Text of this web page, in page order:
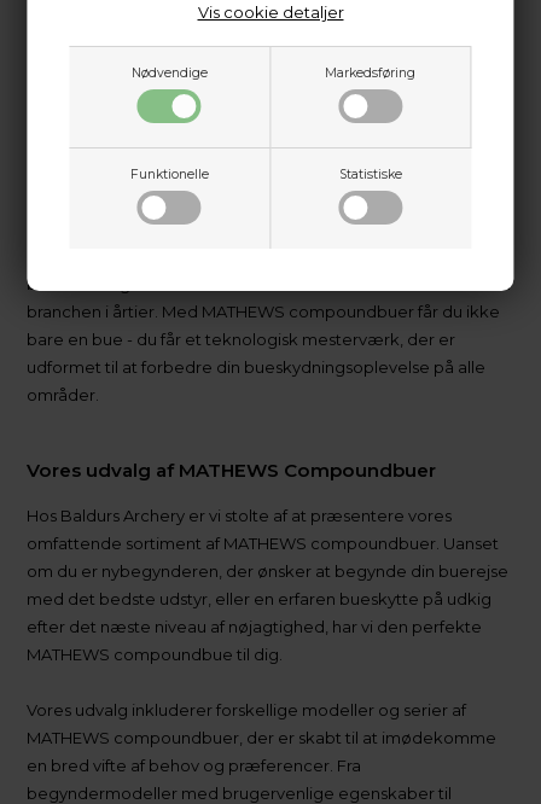
Nødvendige Markedsføring
Funktionelle Statistiske
Vis cookie detaljer
buesport og hengivenhed til kvalitet gør os til din foretrukne
leverandør af MATHEWS compoundbuer.
MATHEWS Compoundbuer: En verden af
nyskabelse og nøjagtighed
MATHEWS er et brand, der er kendt for innovation,
nøjagtighed og kvalitet inden for bueskydning. Deres
bueteknologi har solidt etableret dem som en førende aktør i
branchen i årtier. Med MATHEWS compoundbuer får du ikke
bare en bue - du får et teknologisk mesterværk, der er
udformet til at forbedre din bueskydningsoplevelse på alle
områder.
Vores udvalg af MATHEWS Compoundbuer
Hos Baldurs Archery er vi stolte af at præsentere vores
omfattende sortiment af MATHEWS compoundbuer. Uanset
om du er nybegynderen, der ønsker at begynde din buerejse
med det bedste udstyr, eller en erfaren bueskytte på udkig
efter det næste niveau af nøjagtighed, har vi den perfekte
MATHEWS compoundbue til dig.
Vores udvalg inkluderer forskellige modeller og serier af
MATHEWS compoundbuer, der er skabt til at imødekomme
en bred vifte af behov og præferencer. Fra
begyndermodeller med brugervenlige egenskaber til